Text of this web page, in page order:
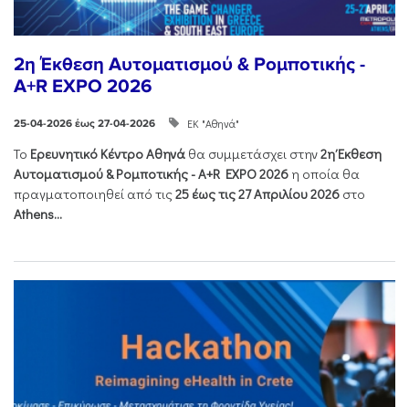
2η Έκθεση Αυτοματισμού & Ρομποτικής -
A+R EXPO 2026
25-04-2026 έως 27-04-2026 ΕΚ "Αθηνά"
Το Ερευνητικό Κέντρο Αθηνά θα συμμετάσχει στην2η Έκθεση
Αυτοματισμού & Ρομποτικής - Α+R EXPO 2026 η οποία θα
πραγματοποιηθεί από τις25 έως τις 27 Απριλίου 2026 στο
Athens...